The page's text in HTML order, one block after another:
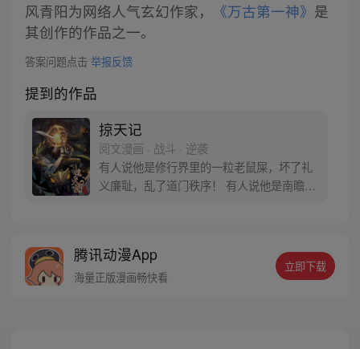
风青阳为网络人气玄幻作家， 《万古第一神》 是
其创作的作品之一。
答案问题点击 举报反馈
提到的作品
掠天记
阅文漫画 · 战斗 · 逆袭
有人说他是修行界里的一粒老鼠屎，坏了礼
义廉耻，乱了道门秩序！ 有人说他是南瞻部
腾讯动漫App
海量正版漫画畅快看
立即下载